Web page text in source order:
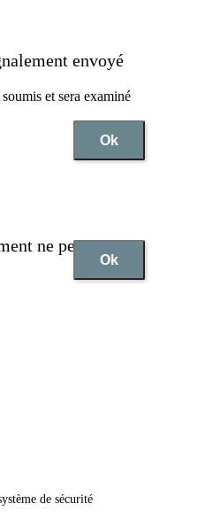
envoyé
et sera examiné
Ok
ne peut pas
Ok
de sécurité